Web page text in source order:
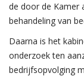
de door de Kamer
behandeling van
Daarna is het
onderzoek ten
bedrijfsopvolging